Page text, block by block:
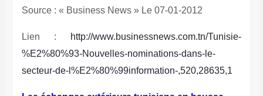
Source : « Business News » Le 07-01-2012
Lien : http://www.businessnews.com.tn/Tunisie-
%E2%80%93-Nouvelles-nominations-dans-le-
secteur-de-l%E2%80%99information-,520,28635,1